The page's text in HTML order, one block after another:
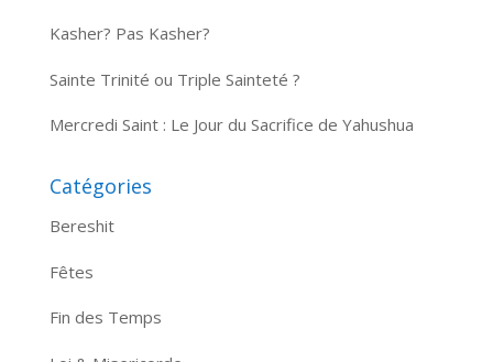
Kasher? Pas Kasher?
Sainte Trinité ou Triple Sainteté ?
Mercredi Saint : Le Jour du Sacrifice de Yahushua
Catégories
Bereshit
Fêtes
Fin des Temps